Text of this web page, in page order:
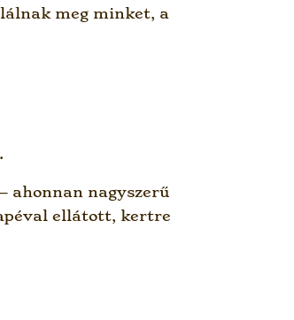
meg minket, a
ahonnan nagyszerű
ellátott, kertre